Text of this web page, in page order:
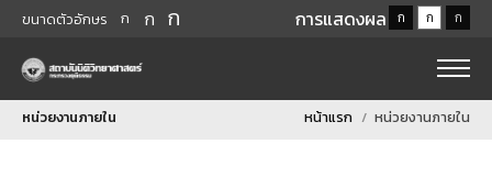
ขนาดตัวอักษร ก ก ก การแสดงผล ก ก ก
หน่วยงานภายใน หน้าแรก หน่วยงานภายใน